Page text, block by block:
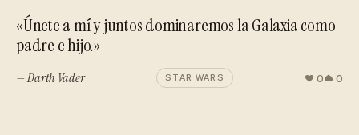
«Únete a mí y juntos dominaremos la Galaxia como
padre e hijo.»
— Darth Vader STAR WARS 0 0